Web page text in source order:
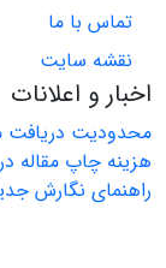
تماس با ما
نقشه سایت
اخبار و اعلانات
محدودیت دریافت
هزینه چاپ مقاله
راهنمای نگارش